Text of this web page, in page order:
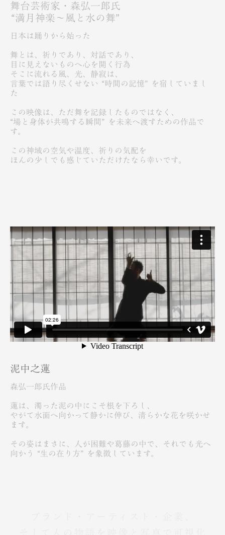
舞台芸術家・森弘一郎氏
“満月神楽～風と水の舞”
日本は踊りから始った
舞とは、祈りであり、対話であり、
目に見えないものへ心を開く行為
そこに流れる風、光、静寂は、
言葉では語り尽くせない “時間の記憶” を宿していまし
た
この映像は、ただ舞を記録したものではなく、
“場と身体が共鳴する瞬間” を未来へ渡すための作品で
す。
この神域の空気や温度、祈りの気配を
ほんの少しでも感じていただけたなら幸いです。
泥中之蓮
森弘一郎氏作品
蓮は、濁った泥の中にこそ根を下ろし、
やがて水面へ向かって静かに伸び、清らかな花を咲かせ
ます。
その姿はまさに、人が困難や葛藤の中で、それでも光へ
向かう “生の在り方” を象徴しています。